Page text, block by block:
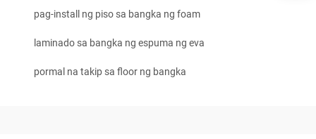
pag-install ng piso sa bangka ng foam
laminado sa bangka ng espuma ng eva
pormal na takip sa floor ng bangka